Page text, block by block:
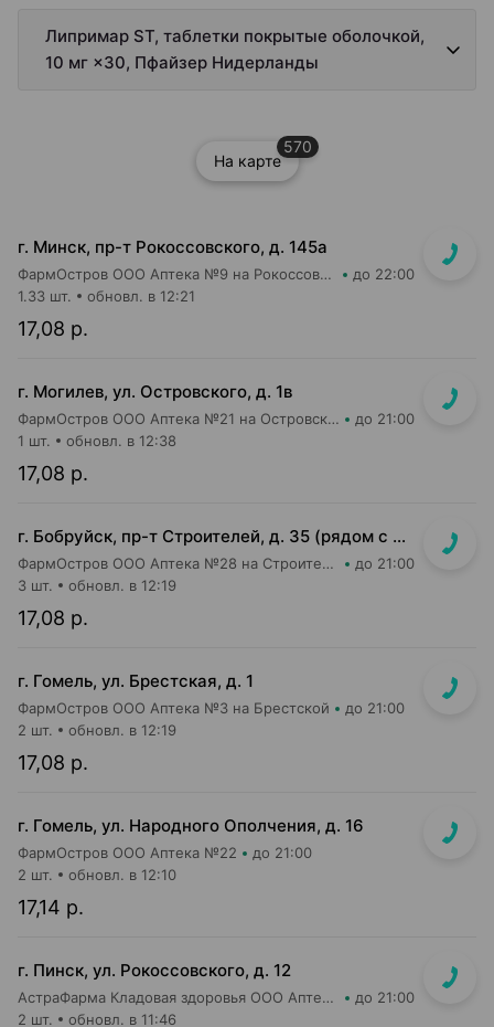
Липримар ST, таблетки покрытые оболочкой,
10 мг ×30, Пфайзер Нидерланды
На карте
570
г. Минск, пр-т Рокоссовского, д. 145а
ФармОстров ООО Аптека №9 на Рокоссовского до 22:00
17,08 р.
1.33 шт. обновл. в 12:21
г. Могилев, ул. Островского, д. 1в
ФармОстров ООО Аптека №21 на Островского до 21:00
17,08 р.
1 шт. обновл. в 12:38
г. Бобруйск, пр-т Строителей, д. 35 (рядом с поликлиникой №7)
ФармОстров ООО Аптека №28 на Строителей до 21:00
17,08 р.
3 шт. обновл. в 12:19
г. Гомель, ул. Брестская, д. 1
ФармОстров ООО Аптека №3 на Брестской до 21:00
17,08 р.
2 шт. обновл. в 12:19
г. Гомель, ул. Народного Ополчения, д. 16
ФармОстров ООО Аптека №22 до 21:00
17,14 р.
2 шт. обновл. в 12:10
г. Пинск, ул. Рокоссовского, д. 12
АстраФарма Кладовая здоровья ООО Аптека №6 до 21:00
2 шт. обновл. в 11:46